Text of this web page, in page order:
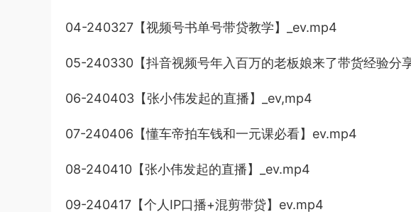
04-240327【视频号书单号带贷教学】_ev.mp4
05-240330【抖音视频号年入百万的老板娘来了带货经验分
06-240403【张小伟发起的直播】_ev,mp4
07-240406【懂车帝拍车钱和一元课必看】ev.mp4
08-240410【张小伟发起的直播】_ev.mp4
09-240417【个人IP口播+混剪带贷】ev.mp4